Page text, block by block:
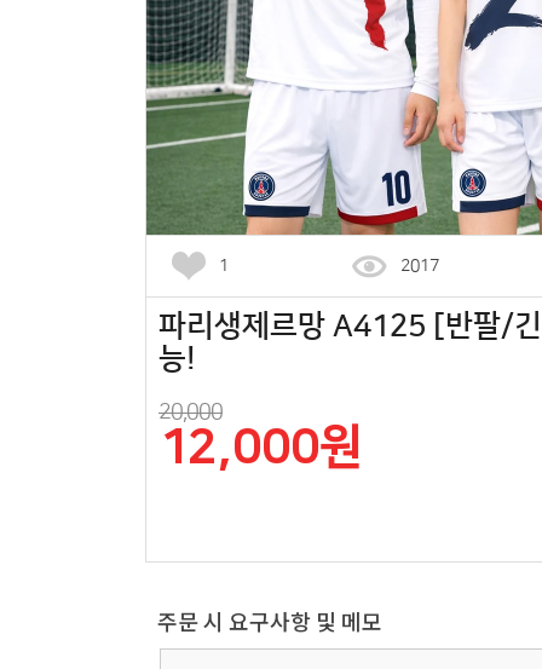
1 2017
파리생제르망 A4125 [반팔/
능!
20,000
12,000원
주문 시 요구사항 및 메모